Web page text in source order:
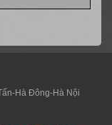
Hà Đông-Hà Nội